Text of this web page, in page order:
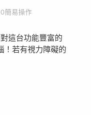
簡易操作
這台功能豐富的
！若有視力障礙的